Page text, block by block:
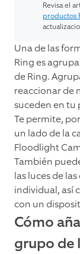
Revisa el
productos
Una de las
Ring es
de Ring.
reaccionar de
suceden en tu
Te permite,
un lado de la
Floodlight
También
las luces de
individual, así
con un
Cómo
grupo de